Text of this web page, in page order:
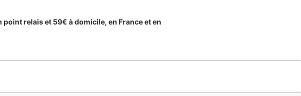
relais et 59€ à domicile, en France et en